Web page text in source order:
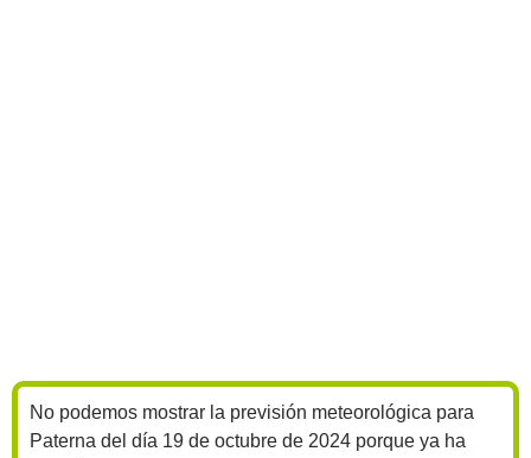
No podemos mostrar la previsión meteorológica para
Paterna del día 19 de octubre de 2024 porque ya ha